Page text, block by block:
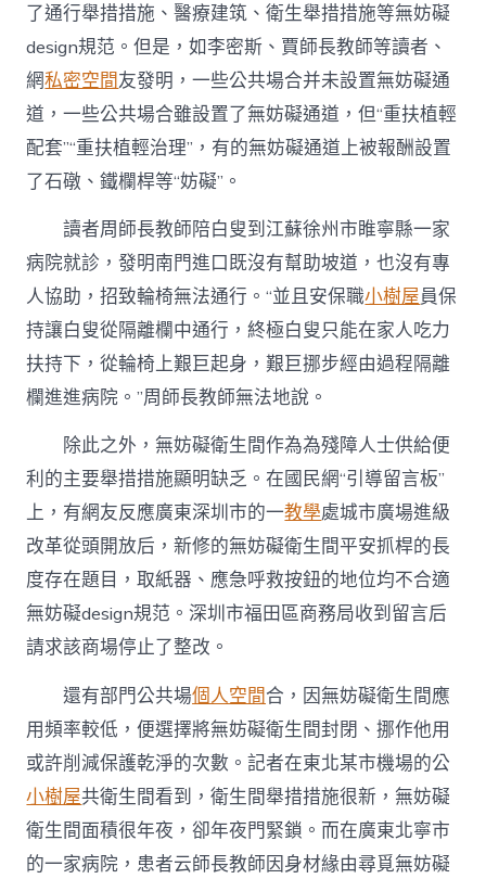
了通行舉措措施、醫療建筑、衛生舉措措施等無妨礙
design規范。但是，如李密斯、賈師長教師等讀者、
網私密空間友發明，一些公共場合并未設置無妨礙通
道，一些公共場合雖設置了無妨礙通道，但“重扶植輕
配套”“重扶植輕治理”，有的無妨礙通道上被報酬設置
了石礅、鐵欄桿等“妨礙”。
讀者周師長教師陪白叟到江蘇徐州市睢寧縣一家
病院就診，發明南門進口既沒有幫助坡道，也沒有專
人協助，招致輪椅無法通行。“並且安保職小樹屋員保
持讓白叟從隔離欄中通行，終極白叟只能在家人吃力
扶持下，從輪椅上艱巨起身，艱巨挪步經由過程隔離
欄進進病院。”周師長教師無法地說。
除此之外，無妨礙衛生間作為為殘障人士供給便
利的主要舉措措施顯明缺乏。在國民網“引導留言板”
上，有網友反應廣東深圳市的一教學處城市廣場進級
改革從頭開放后，新修的無妨礙衛生間平安抓桿的長
度存在題目，取紙器、應急呼救按鈕的地位均不合適
無妨礙design規范。深圳市福田區商務局收到留言后
請求該商場停止了整改。
還有部門公共場個人空間合，因無妨礙衛生間應
用頻率較低，便選擇將無妨礙衛生間封閉、挪作他用
或許削減保護乾淨的次數。記者在東北某市機場的公
小樹屋共衛生間看到，衛生間舉措措施很新，無妨礙
衛生間面積很年夜，卻年夜門緊鎖。而在廣東北寧市
的一家病院，患者云師長教師因身材緣由尋覓無妨礙